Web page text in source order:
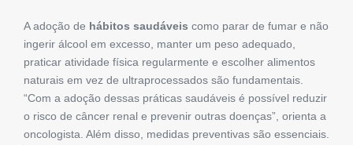
A adoção de hábitos saudáveis como parar de fumar e não
ingerir álcool em excesso, manter um peso adequado,
praticar atividade física regularmente e escolher alimentos
naturais em vez de ultraprocessados são fundamentais.
“Com a adoção dessas práticas saudáveis é possível reduzir
o risco de câncer renal e prevenir outras doenças”, orienta a
oncologista. Além disso, medidas preventivas são essenciais.